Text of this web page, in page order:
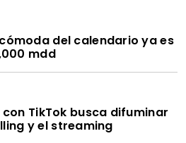
del calendario ya es
mdd
TikTok busca difuminar
y el streaming